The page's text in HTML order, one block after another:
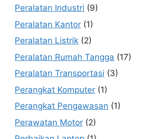
Peralatan Industri (9)
Peralatan Kantor (1)
Peralatan Listrik (2)
Peralatan Rumah Tangga (17)
Peralatan Transportasi (3)
Perangkat Komputer (1)
Perangkat Pengawasan (1)
Perawatan Motor (2)